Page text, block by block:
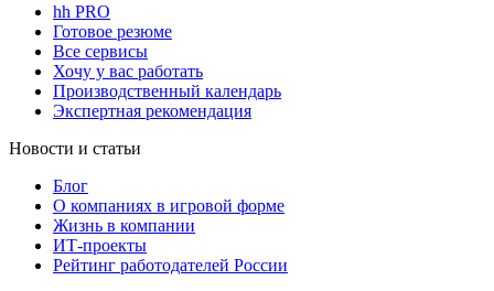
hh PRO
Готовое резюме
Все сервисы
Хочу у вас работать
Производственный календарь
Экспертная рекомендация
Новости и статьи
Блог
О компаниях в игровой форме
Жизнь в компании
ИТ-проекты
Рейтинг работодателей России